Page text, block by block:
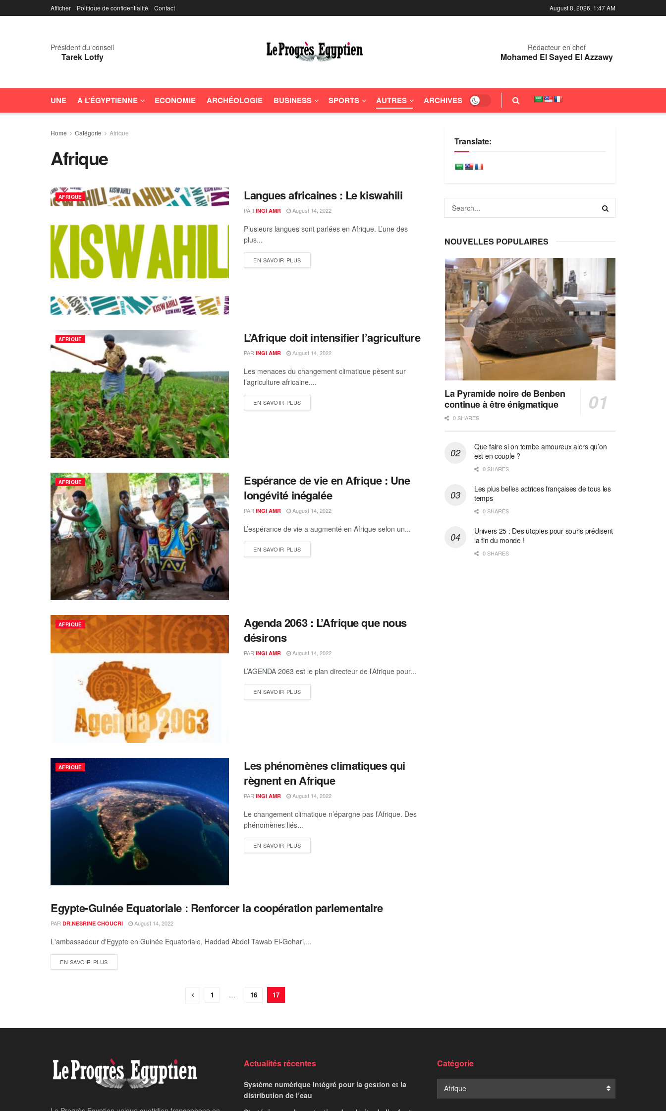
Afficher Politique de confidentialité Contact August 8, 2026, 1:47 AM
Président du conseil
Tarek Lotfy
Rédacteur en chef
Mohamed El Sayed El Azzawy
UNE A L’ÉGYPTIENNE ECONOMIE ARCHÉOLOGIE BUSINESS SPORTS AUTRES ARCHIVES
Home Catégorie Afrique
Afrique
AFRIQUE Langues africaines : Le kiswahili
PAR INGI AMR August 14, 2022
Plusieurs langues sont parlées en Afrique. L’une des
plus...
EN SAVOIR PLUS
AFRIQUE L’Afrique doit intensifier l’agriculture
PAR INGI AMR August 14, 2022
Les menaces du changement climatique pèsent sur
l’agriculture africaine....
EN SAVOIR PLUS
AFRIQUE
Espérance de vie en Afrique : Une
longévité inégalée
PAR INGI AMR August 14, 2022
L’espérance de vie a augmenté en Afrique selon un...
EN SAVOIR PLUS
AFRIQUE
Agenda 2063 : L’Afrique que nous
désirons
PAR INGI AMR August 14, 2022
L’AGENDA 2063 est le plan directeur de l’Afrique pour...
EN SAVOIR PLUS
AFRIQUE
Les phénomènes climatiques qui
règnent en Afrique
PAR INGI AMR August 14, 2022
Le changement climatique n’épargne pas l’Afrique. Des
phénomènes liés...
EN SAVOIR PLUS
AFRIQUE
Egypte-Guinée Equatoriale : Renforcer la coopération parlementaire
PAR DR.NESRINE CHOUCRI August 14, 2022
L'ambassadeur d'Egypte en Guinée Equatoriale, Haddad Abdel Tawab El-Gohari,...
EN SAVOIR PLUS
1 … 16 17
Translate:
NOUVELLES POPULAIRES
La Pyramide noire de Benben
continue à être énigmatique
0 SHARES
Que faire si on tombe amoureux alors qu’on
est en couple ?
0 SHARES
Les plus belles actrices françaises de tous les
temps
0 SHARES
Univers 25 : Des utopies pour souris prédisent
la fin du monde !
0 SHARES
Actualités récentes
Système numérique intégré pour la gestion et la
distribution de l’eau
Catégorie
Afrique